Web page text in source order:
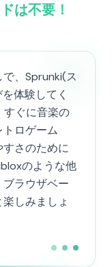
は不要！
、Sprunki(ス
体験してく
すぐに音楽の
ロゲーム
さのために
のような他
ラウザベー
しみましょ